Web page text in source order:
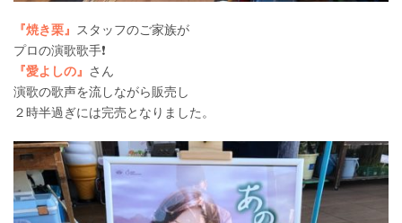
『焼き栗』
スタッフのご家族が
プロの演歌歌手❗️
『愛よしの』
さん
演歌の歌声を流しながら販売し
２時半過ぎには完売となりました。